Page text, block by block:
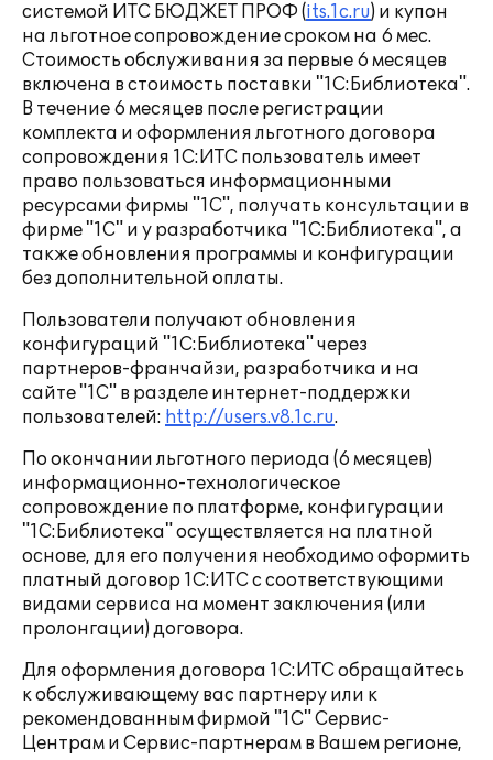
системой ИТС БЮДЖЕТ ПРОФ (its.1c.ru) и купон
на льготное сопровождение сроком на 6 мес.
Стоимость обслуживания за первые 6 месяцев
включена в стоимость поставки "1С:Библиотека".
В течение 6 месяцев после регистрации
комплекта и оформления льготного договора
сопровождения 1С:ИТС пользователь имеет
право пользоваться информационными
ресурсами фирмы "1С", получать консультации в
фирме "1С" и у разработчика "1С:Библиотека", а
также обновления программы и конфигурации
без дополнительной оплаты.
Пользователи получают обновления
конфигураций "1С:Библиотека" через
партнеров-франчайзи, разработчика и на
сайте "1С" в разделе интернет-поддержки
пользователей: http://users.v8.1c.ru.
По окончании льготного периода (6 месяцев)
информационно-технологическое
сопровождение по платформе, конфигурации
"1С:Библиотека" осуществляется на платной
основе, для его получения необходимо оформить
платный договор 1С:ИТС с соответствующими
видами сервиса на момент заключения (или
пролонгации) договора.
Для оформления договора 1С:ИТС обращайтесь
к обслуживающему вас партнеру или к
рекомендованным фирмой "1С" Сервис-
Центрам и Сервис-партнерам в Вашем регионе,